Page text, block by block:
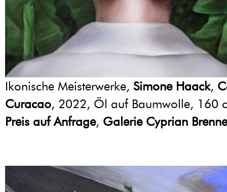
Ikonische Meisterwerke, Simone Haack,
Curacao, 2022, Öl auf Baumwolle, 160
Preis auf Anfrage, Galerie Cyprian